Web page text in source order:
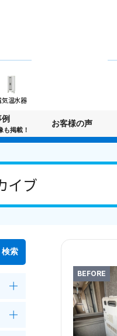
気温水器
も掲載！
お客様の声
イブ
BEFORE